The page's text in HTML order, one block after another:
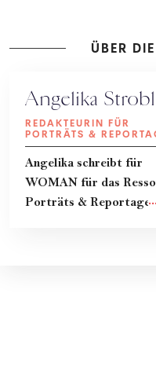
ÜBER
Angelika Strobl
REDAKTEURIN FÜR
PORTRÄTS &
Angelika schreibt für
WOMAN für das
Porträts & Reportagen.